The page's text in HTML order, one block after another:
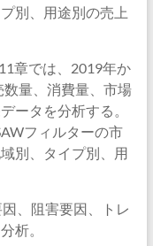
別、用途別の売上
章では、2019年か
量、消費量、市場
ータを分析する。
フィルターの市
別、タイプ別、用
、阻害要因、トレ
析。